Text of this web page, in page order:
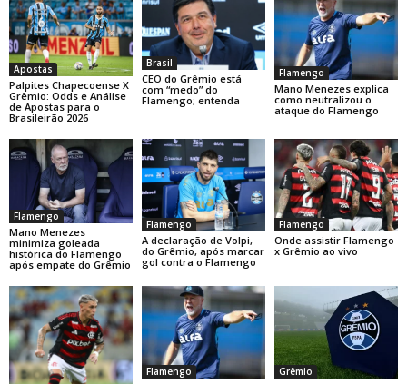
Apostas
Palpites Chapecoense X
Grêmio: Odds e Análise
de Apostas para o
Brasileirão 2026
Brasil
CEO do Grêmio está
com “medo” do
Flamengo; entenda
Flamengo
Mano Menezes explica
como neutralizou o
ataque do Flamengo
Flamengo
Mano Menezes
minimiza goleada
histórica do Flamengo
após empate do Grêmio
Flamengo
A declaração de Volpi,
do Grêmio, após marcar
gol contra o Flamengo
Flamengo
Onde assistir Flamengo
x Grêmio ao vivo
Flamengo Grêmio